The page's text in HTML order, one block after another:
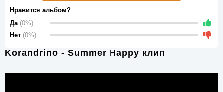
Нравится альбом?
Да (0%)
Нет (0%)
Korandrino - Summer Happy клип